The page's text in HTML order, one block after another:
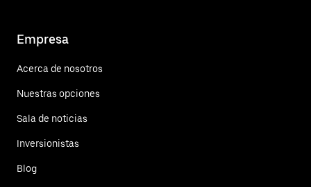
Empresa
Acerca de nosotros
Nuestras opciones
Sala de noticias
Inversionistas
Blog